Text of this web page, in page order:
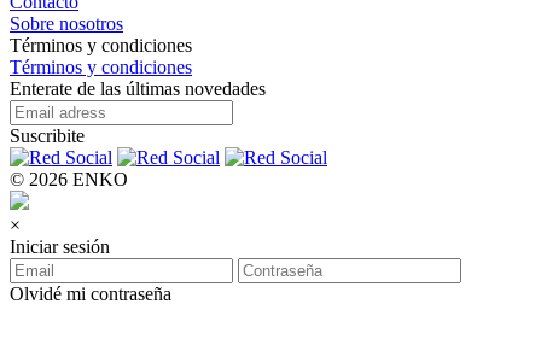
Sobre nosotros
Términos y condiciones
Términos y condiciones
Enterate de las últimas novedades
Suscribite
© 2026 ENKO
×
Iniciar sesión
Olvidé mi contraseña